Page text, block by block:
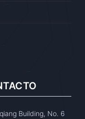
Building, No. 6